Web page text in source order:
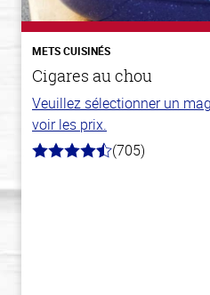
METS CUISINÉS
Cigares au chou
Veuillez sélectionner un
voir les prix.
4.6
(705)